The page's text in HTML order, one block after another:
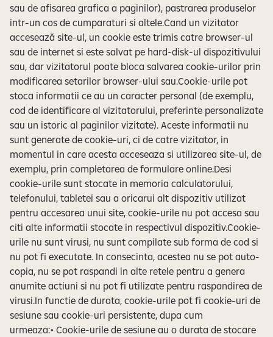
sau de afisarea grafica a paginilor), pastrarea produselor
intr-un cos de cumparaturi si altele.Cand un vizitator
accesează site-ul, un cookie este trimis catre browser-ul
sau de internet si este salvat pe hard-disk-ul dispozitivului
sau, dar vizitatorul poate bloca salvarea cookie-urilor prin
modificarea setarilor browser-ului sau.Cookie-urile pot
stoca informatii ce au un caracter personal (de exemplu,
cod de identificare al vizitatorului, preferinte personalizate
sau un istoric al paginilor vizitate). Aceste informatii nu
sunt generate de cookie-uri, ci de catre vizitator, in
momentul in care acesta acceseaza si utilizarea site-ul, de
exemplu, prin completarea de formulare online.Desi
cookie-urile sunt stocate in memoria calculatorului,
telefonului, tabletei sau a oricarui alt dispozitiv utilizat
pentru accesarea unui site, cookie-urile nu pot accesa sau
citi alte informatii stocate in respectivul dispozitiv.Cookie-
urile nu sunt virusi, nu sunt compilate sub forma de cod si
nu pot fi executate. In consecinta, acestea nu se pot auto-
copia, nu se pot raspandi in alte retele pentru a genera
anumite actiuni si nu pot fi utilizate pentru raspandirea de
virusi.In functie de durata, cookie-urile pot fi cookie-uri de
sesiune sau cookie-uri persistente, dupa cum
urmeaza:• Cookie-urile de sesiune au o durata de stocare